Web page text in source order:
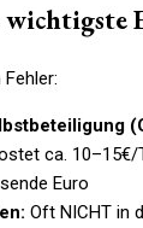
ca. 10–15€/
Euro
Oft NICHT in